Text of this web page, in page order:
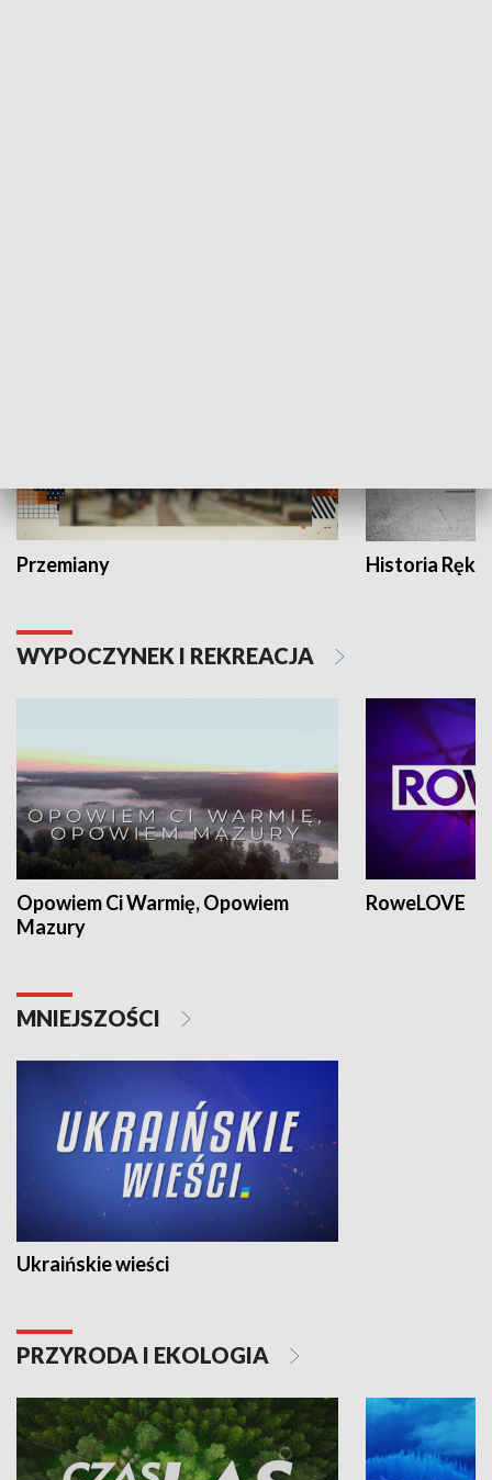
Przemiany Historia Ręką
WYPOCZYNEK I REKREACJA
Opowiem Ci Warmię, Opowiem
Mazury
RoweLOVE
MNIEJSZOŚCI
Ukraińskie wieści
PRZYRODA I EKOLOGIA